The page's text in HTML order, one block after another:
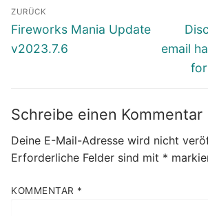
Beitragsnavigation
ZURÜCK
Vorheriger
Beitrag:
Fireworks Mania Update
v2023.7.6
email
Schreibe einen Kommentar
Deine E-Mail-Adresse wird nicht
Erforderliche Felder sind mit *
KOMMENTAR *